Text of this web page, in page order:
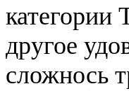
категории
другое
сложнось